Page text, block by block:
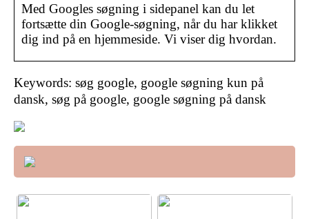
Med Googles søgning i sidepanel kan du let
fortsætte din Google-søgning, når du har klikket
dig ind på en hjemmeside. Vi viser dig hvordan.
Keywords: søg google, google søgning kun på
dansk, søg på google, google søgning på dansk